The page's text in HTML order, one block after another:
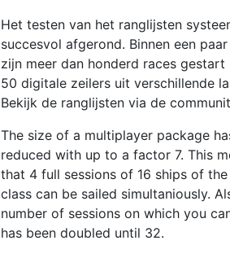
Het testen van het ranglijsten
succesvol afgerond. Binnen een
zijn meer dan honderd races gestart
50 digitale zeilers uit verschillende
Bekijk de ranglijsten via de
The size of a multiplayer package
reduced with up to a factor 7. This
that 4 full sessions of 16 ships of
class can be sailed simultaniously.
number of sessions on which you
has been doubled until 32.